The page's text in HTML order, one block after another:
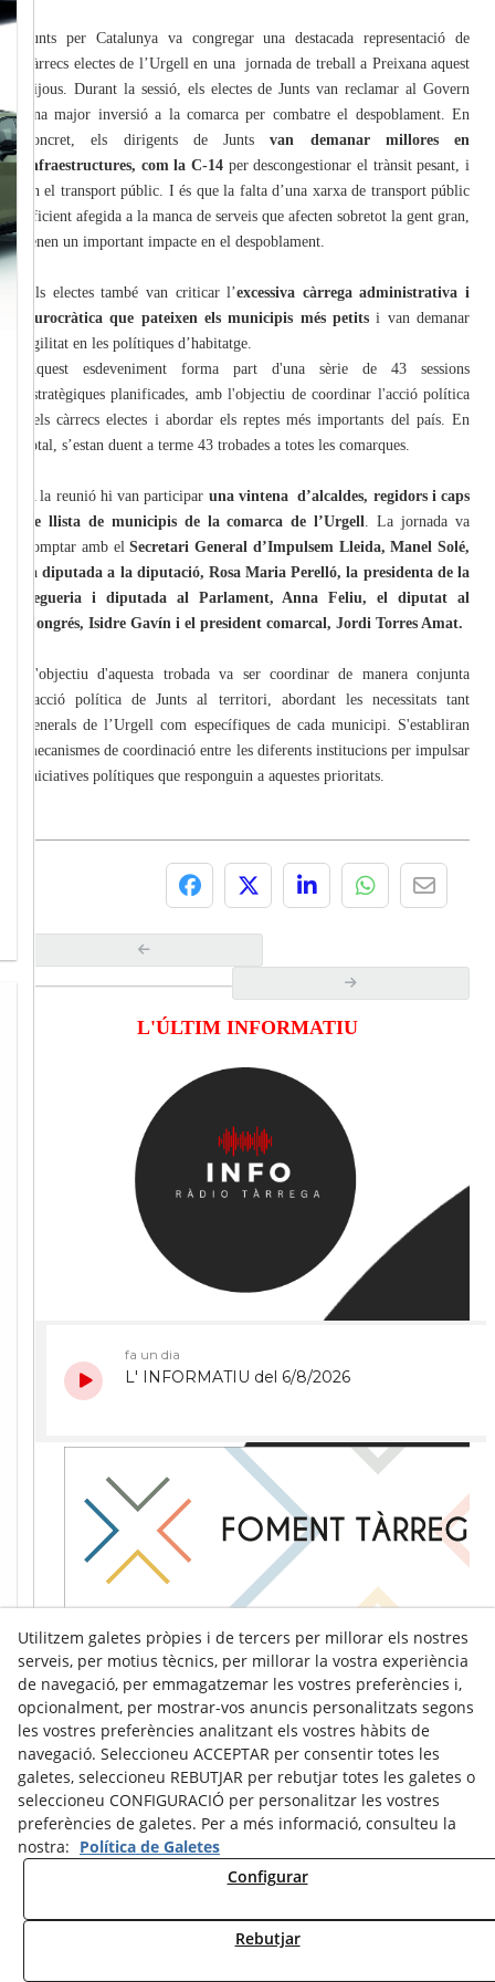
Junts per Catalunya va congregar una destacada representació de
càrrecs electes de l’Urgell en una jornada de treball a Preixana aquest
dijous. Durant la sessió, els electes de Junts van reclamar al Govern
una major inversió a la comarca per combatre el despoblament. En
concret, els dirigents de Juntsvan demanar millores en
infraestructures, com la C-14 per descongestionar el trànsit pesant, i
en el transport públic. I és que la falta d’una xarxa de transport públic
eficient afegida a la manca de serveis que afecten sobretot la gent gran,
tenen un important impacte en el despoblament.
Els electes també van criticar l’excessiva càrrega administrativa i
burocràtica que pateixen els municipis més petits i van demanar
agilitat en les polítiques d’habitatge.
Aquest esdeveniment forma part d'una sèrie de 43 sessions
estratègiques planificades, amb l'objectiu de coordinar l'acció política
dels càrrecs electes i abordar els reptes més importants del país. En
total, s’estan duent a terme 43 trobades a totes les comarques.
A la reunió hi van participar una vintena d’alcaldes, regidors i caps
de llista de municipis de la comarca de l’Urgell. La jornada va
comptar amb elSecretari General d’Impulsem Lleida, Manel Solé,
la diputada a la diputació, Rosa Maria Perelló, la presidenta de la
vegueria i diputada al Parlament, Anna Feliu, el diputat al
Congrés, Isidre Gavín i el president comarcal, Jordi Torres Amat.
L'objectiu d'aquesta trobada va ser coordinar de manera conjunta
l'acció política de Junts al territori, abordant les necessitats tant
generals de l’Urgell com específiques de cada municipi. S'establiran
mecanismes de coordinació entre les diferents institucions per impulsar
iniciatives polítiques que responguin a aquestes prioritats.
L'ÚLTIM INFORMATIU
Utilitzem galetes pròpies i de tercers per millorar els nostres
serveis, per motius tècnics, per millorar la vostra experiència
de navegació, per emmagatzemar les vostres preferències i,
opcionalment, per mostrar-vos anuncis personalitzats segons
les vostres preferències analitzant els vostres hàbits de
navegació. Seleccioneu ACCEPTAR per consentir totes les
galetes, seleccioneu REBUTJAR per rebutjar totes les galetes o
seleccioneu CONFIGURACIÓ per personalitzar les vostres
preferències de galetes. Per a més informació, consulteu la
nostra: Política de Galetes
Configurar
Rebutjar